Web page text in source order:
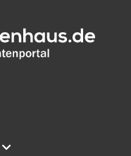
der
Standortdaten